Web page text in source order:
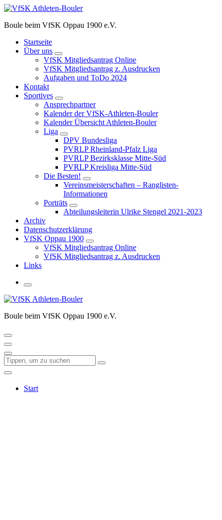
Zum
springen
Boule beim VfSK Oppau 1900 e.V.
Startseite
Über uns
VfSK Mitgliedsantrag Online
VfSK Mitgliedsantrag z. Ausdrucken
Aufgaben und ToDo 2024
Kontakt
Sportives
Ansprechpartner
Kalender der VfSK-Athleten-Bouler
Kalender Übersicht Athleten-Bouler
Liga
DPV Bundesliga
PVRLP Rheinland-Pfalz Liga
PVRLP Bezirksklasse Mitte-Süd
PVRLP Kreisliga Mitte-Süd
Die Besten!
Vereinsmeisterschaften – Ranglisten-
Informationen
Porträts
Abteilungsleiterin Ulrike Stengel 2021-2023
Archiv
Datenschutzerklärung
VfSK Oppau 1900
VfSK Mitgliedsantrag Online
VfSK Mitgliedsantrag z. Ausdrucken
Links
Boule beim VfSK Oppau 1900 e.V.
Start